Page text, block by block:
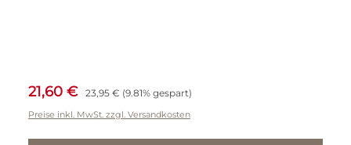
Verkaufspreis:
21,60 € Regulärer Preis:
23,95 € (9.81% gespart)
Preise inkl. MwSt. zzgl. Versandkosten